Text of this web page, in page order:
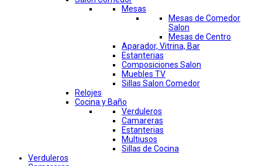
Mesas
Mesas de Comedor
Salon
Mesas de Centro
Aparador, Vitrina, Bar
Estanterias
Composiciones Salon
Muebles TV
Sillas Salon Comedor
Relojes
Cocina y Baño
Verduleros
Camareras
Estanterias
Multiusos
Sillas de Cocina
Verduleros